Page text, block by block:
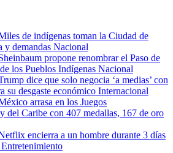
de indígenas toman la Ciudad de
y demandas Nacional
propone renombrar el Paso de
los Pueblos Indígenas Nacional
dice que solo negocia ‘a medias’ con
su desgaste económico Internacional
arrasa en los Juegos
del Caribe con 407 medallas, 167 de oro
encierra a un hombre durante 3 días
Entretenimiento